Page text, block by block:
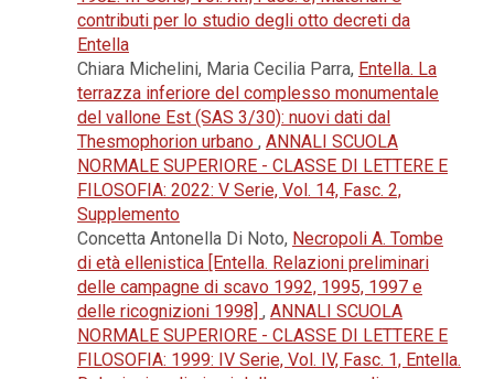
contributi per lo studio degli otto decreti da
Entella
Chiara Michelini, Maria Cecilia Parra, Entella. La
terrazza inferiore del complesso monumentale
del vallone Est (SAS 3/30): nuovi dati dal
Thesmophorion urbano , ANNALI SCUOLA
NORMALE SUPERIORE - CLASSE DI LETTERE E
FILOSOFIA: 2022: V Serie, Vol. 14, Fasc. 2,
Supplemento
Concetta Antonella Di Noto, Necropoli A. Tombe
di età ellenistica [Entella. Relazioni preliminari
delle campagne di scavo 1992, 1995, 1997 e
delle ricognizioni 1998] , ANNALI SCUOLA
NORMALE SUPERIORE - CLASSE DI LETTERE E
FILOSOFIA: 1999: IV Serie, Vol. IV, Fasc. 1, Entella.